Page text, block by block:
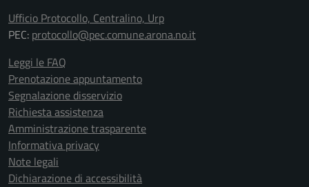
Ufficio Protocollo, Centralino, Urp
PEC: protocollo@pec.comune.arona.no.it
Leggi le FAQ
Prenotazione appuntamento
Segnalazione disservizio
Richiesta assistenza
Amministrazione trasparente
Informativa privacy
Note legali
Dichiarazione di accessibilità